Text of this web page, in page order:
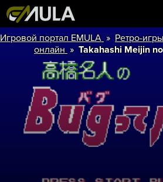
Игровой портал EMULA » Ретро-
онлайн »Takahashi Meijin